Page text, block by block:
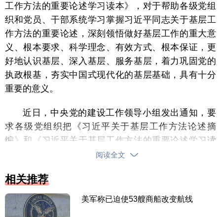
工作方法的重要论述学习读本》，对于帮助各级党组
织和党员、干部系统学习掌握习近平同志关于基层工
作方法的重要论述，深刻领悟做好基层工作的重大意
义、根本要求、科学理念、有效方式、根本保证，更
好地认识基层、深入基层、服务基层，着力巩固党的
执政根基，夯实中国式现代化的基层基础，具有十分
重要的意义。
近日，中央党的建设工作领导小组发出通知，要
求各级党组织把《习近平关于基层工作方法论述摘
编》和《习近平关于基层工作方法的重要论述学习读
本》作为树立和践行正确政绩观学习教育的重要学习
深入学习贯彻习近平总书记在庆祝中国共产党成立105
周年大会上的重要讲话结合起来，组织广大党员、干
部认真研读、学习交流，坚持学用结合，不断增强基
阅读全文
相关推荐
美军称已迫使53艘商船改变航线